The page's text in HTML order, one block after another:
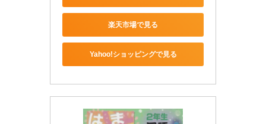
楽天市場で見る
Yahoo!ショッピングで見る